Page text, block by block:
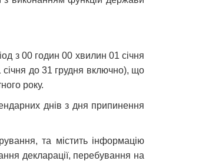
з 00 годин 00 хвилин 01 січня
січня до 31 грудня включно), що
року.
днів з дня припинення
та містить інформацію
декларації, перебування на